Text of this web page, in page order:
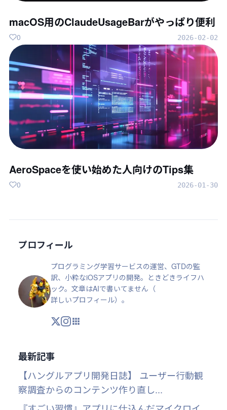
macOS用のClaudeUsageBarがやっぱり便利
2026-02-02
0
AeroSpaceを使い始めた人向けのTips集
2026-01-30
0
プロフィール
プログラミング学習サービスの運営、GTDの監
訳、小粋なiOSアプリの開発。ときどきライフハ
ック。文章はAIで書いてません（
詳しいプロフィール）。
X Instagram
アプリ・ツール
最新記事
【ハングルアプリ開発日誌】 ユーザー行動観
察調査からのコンテンツ作り直し...